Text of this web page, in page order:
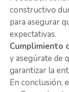
constructivo
para asegurar
expectativas.
Cumplimiento
y asegúrate de
garantizar la
En conclusión,